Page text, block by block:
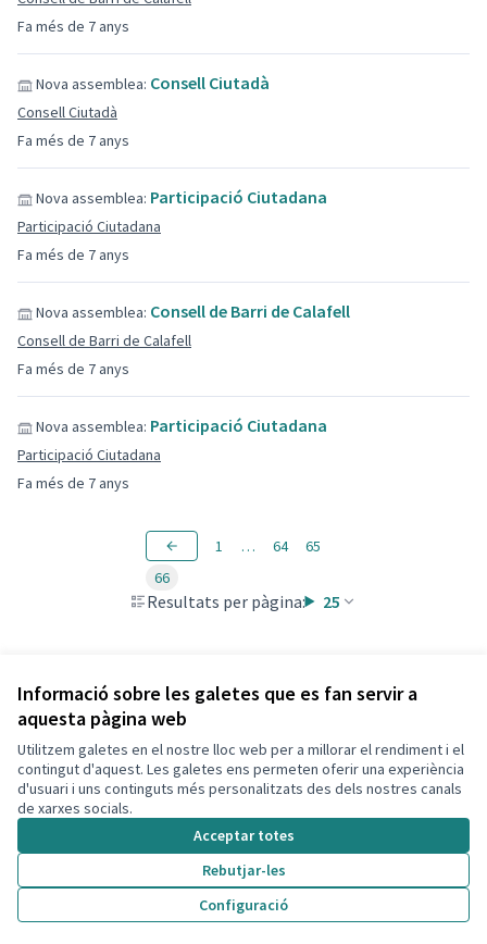
Informació sobre les galetes que es fan servir a
aquesta pàgina web
Utilitzem galetes en el nostre lloc web per a millorar el rendiment i el
contingut d'aquest. Les galetes ens permeten oferir una experiència
d'usuari i uns continguts més personalitzats des dels nostres canals
de xarxes socials.
Acceptar totes
Rebutjar-les
Configuració
Fa més de 7 anys
Fa més de 7 anys
Nova assemblea: Consell Ciutadà
Consell Ciutadà
Fa més de 7 anys
Nova assemblea: Participació Ciutadana
Participació Ciutadana
Fa més de 7 anys
Nova assemblea: Consell de Barri de Calafell
Consell de Barri de Calafell
Fa més de 7 anys
Nova assemblea: Participació Ciutadana
Participació Ciutadana
Resultats per pàgina: 25
1 … 64
65
66
Termes i condicions d'ús
Configuració de les galetes
Decidim Calafell a X
(Enllaç extern)
Decidim Calafell a Facebook
Decidim Calafell a YouTube
Decidim Calafell a GitHub
(Enllaç extern)
Web creada ambprogramari lliure .
Amb
(Enllaç